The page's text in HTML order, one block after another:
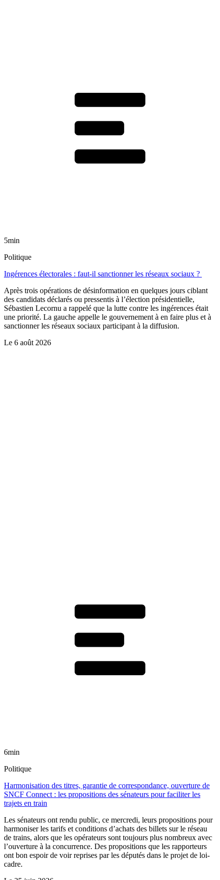
5min
Politique
Ingérences électorales : faut-il sanctionner les réseaux sociaux ?
Après trois opérations de désinformation en quelques jours ciblant
des candidats déclarés ou pressentis à l’élection présidentielle,
Sébastien Lecornu a rappelé que la lutte contre les ingérences était
une priorité. La gauche appelle le gouvernement à en faire plus et à
sanctionner les réseaux sociaux participant à la diffusion.
Le 6 août 2026
6min
Politique
Harmonisation des titres, garantie de correspondance, ouverture de
SNCF Connect : les propositions des sénateurs pour faciliter les
trajets en train
Les sénateurs ont rendu public, ce mercredi, leurs propositions pour
harmoniser les tarifs et conditions d’achats des billets sur le réseau
de trains, alors que les opérateurs sont toujours plus nombreux avec
l’ouverture à la concurrence. Des propositions que les rapporteurs
ont bon espoir de voir reprises par les députés dans le projet de loi-
cadre.